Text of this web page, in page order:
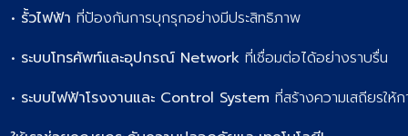
รั้วไฟฟ้า ที่ป้องกันการบุกรุกอย่างมีประสิทธิภาพ
ระบบโทรศัพท์และอุปกรณ์ Network ที่เชื่อมต่อได้อย่างราบรื่น
ระบบไฟฟ้าโรงงานและ Control System ที่สร้างความเสถียรให้